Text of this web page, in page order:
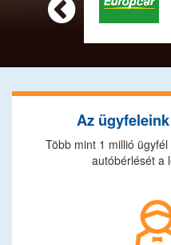

Az
Több mint 1 millió
autóbérlését a